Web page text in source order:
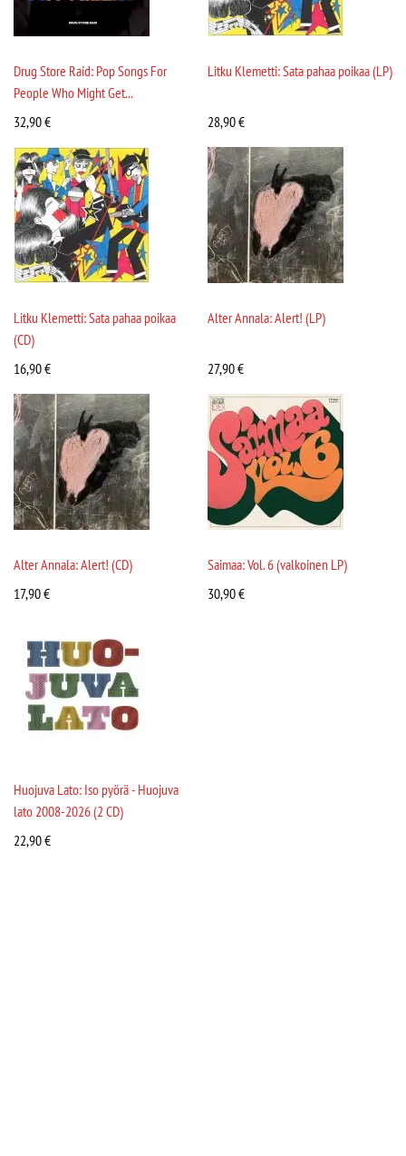
Drug Store Raid: Pop Songs For
People Who Might Get...
32,90€
Litku Klemetti: Sata pahaa poikaa (LP)
28,90€
Litku Klemetti: Sata pahaa poikaa
(CD)
16,90€
Alter Annala: Alert! (LP)
27,90€
Alter Annala: Alert! (CD)
17,90€
Saimaa: Vol. 6 (valkoinen LP)
30,90€
Huojuva Lato: Iso pyörä - Huojuva
lato 2008-2026 (2 CD)
22,90€